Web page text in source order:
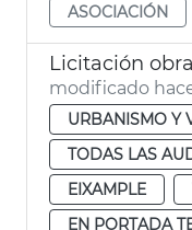
ASOCIACIÓN
modificado
URBANISMO Y
TODAS LAS
EIXAMPLE
EN PORTADA